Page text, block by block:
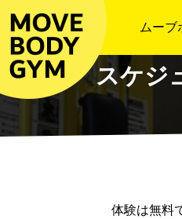
ムーブ
スケジ
体験は無料